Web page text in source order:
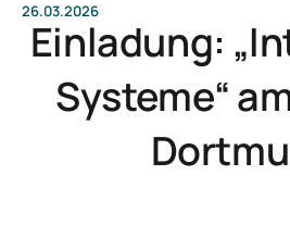
26.03.2026
Einladung:
Systeme“